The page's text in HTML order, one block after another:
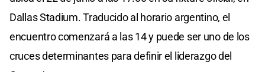
Dallas Stadium. Traducido al horario argentino, el
encuentro comenzará a las 14 y puede ser uno de los
cruces determinantes para definir el liderazgo del